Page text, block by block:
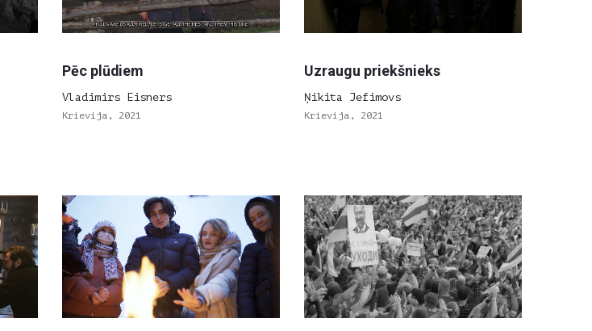
Pēc plūdiem
Vladimirs Eisners
Krievija, 2021
Uzraugu priekšnieks
Ņikita Jefimovs
Krievija, 2021